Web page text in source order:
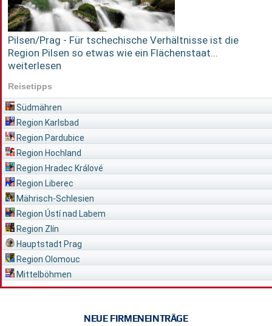
Pilsen/Prag - Für tschechische Verhältnisse ist die
Region Pilsen so etwas wie ein Flächenstaat...
weiterlesen
Reisetipps
Südmähren
Region Karlsbad
Region Pardubice
Region Hochland
Region Hradec Králové
Region Liberec
Mährisch-Schlesien
Region Ústí nad Labem
Region Zlín
Hauptstadt Prag
Region Olomouc
Mittelböhmen
NEUE FIRMENEINTRÄGE